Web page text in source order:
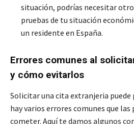
situación, podrías necesitar
pruebas de tu situación
un residente en España.
Errores comunes al
y cómo evitarlos
Solicitar una cita extranjeria puede
hay varios errores comunes que las
cometer. Aquí te damos algunos